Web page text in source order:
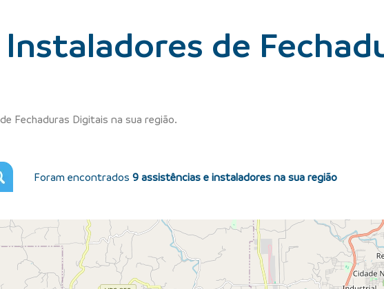
de
Fechaduras Digitais na sua região.
Foram encontrados 9 assistências e instaladores na sua região